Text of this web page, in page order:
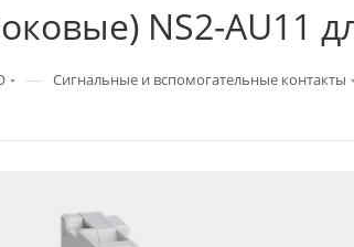
NS2-AU11
— Сигнальные и вспомогательные контакты